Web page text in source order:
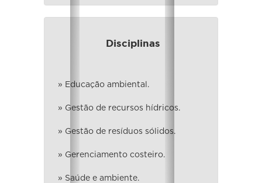
Disciplinas
» Educação ambiental.
» Gestão de recursos hídricos.
» Gestão de resíduos sólidos.
» Gerenciamento costeiro.
» Saúde e ambiente.